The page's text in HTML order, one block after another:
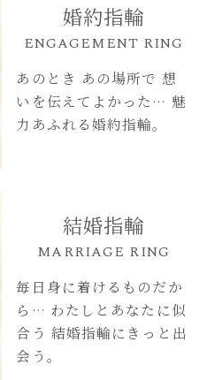
婚約指輪
ENGAGEMENT RING
あのとき あの場所で 想
いを伝えてよかった… 魅
力あふれる婚約指輪。
結婚指輪
MARRIAGE RING
毎日身に着けるものだか
ら… わたしとあなたに似
合う 結婚指輪にきっと出
会う。